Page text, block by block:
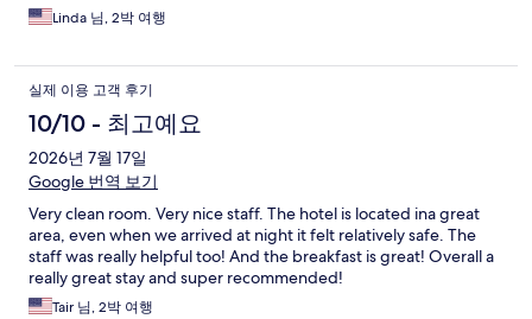
Linda 님, 2박 여행
실제 이용 고객 후기
10/10 - 최고예요
2026년 7월 17일
Google 번역 보기
Very clean room. Very nice staff. The hotel is located ina great
area, even when we arrived at night it felt relatively safe. The
staff was really helpful too! And the breakfast is great! Overall a
really great stay and super recommended!
Tair 님, 2박 여행